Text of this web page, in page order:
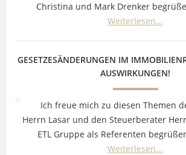
Christina und Mark Drenker
Weiterlesen...
GESETZESÄNDERUNGEN IM
AUSWIRKUNGEN!
Ich freue mich zu diesen Themen
Herrn Lasar und den Steuerberater
ETL Gruppe als Referenten
Weiterlesen...